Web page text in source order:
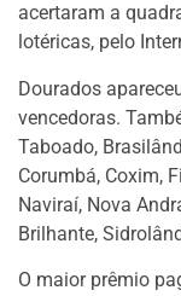
acertaram a
lotéricas, pelo
Dourados
vencedoras.
Taboado,
Corumbá, Coxim,
Naviraí, Nova
Brilhante,
O maior prêmio